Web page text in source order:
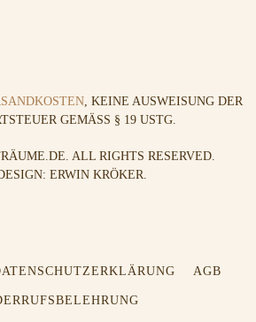
, KEINE AUSWEISUNG DER
GEMÄSS § 19 USTG.
ALL RIGHTS RESERVED.
ERWIN KRÖKER.
AGB